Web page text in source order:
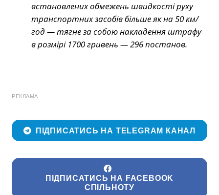
встановлених обмежень швидкості руху
транспортних засобів більше як на 50 км/
год — тягне за собою накладення штрафу
в розмірі 1700 гривень — 296 постанов.
РЕКЛАМА
ПІДПИСАТИСЬ НА TELEGRAM КАНАЛ
ПІДПИСАТИСЬ НА FACEBOOK
СПІЛЬНОТУ